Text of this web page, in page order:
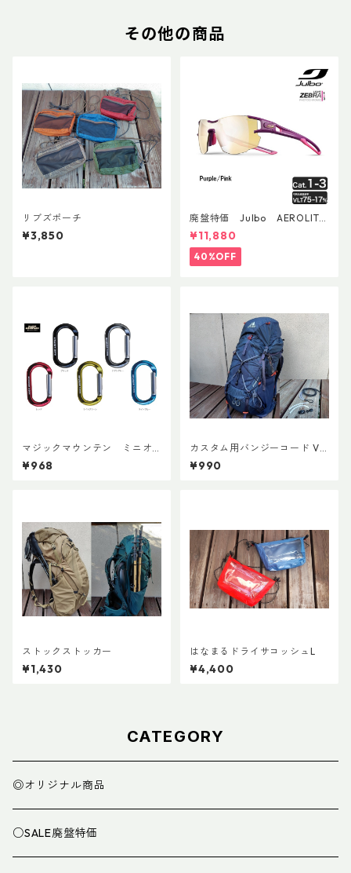
その他の商品
リブズポーチ
¥3,850
廃盤特価 Julbo AEROLITE
AsianFit
¥11,880
40%OFF
マジックマウンテン ミニオ
ーバルビナー
¥968
カスタム用バンジーコード Ve
r.3
¥990
ストックストッカー
¥1,430
はなまるドライサコッシュL
¥4,400
CATEGORY
◎オリジナル商品
○SALE廃盤特価